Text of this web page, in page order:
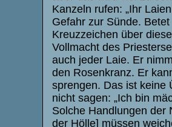
Kanzeln rufen: „Ihr
Gefahr zur Sünde.
Kreuzzeichen über
Vollmacht des
auch jeder Laie. Er
den Rosenkranz. Er
sprengen. Das ist keine
nicht sagen: „Ich bin
Solche Handlungen der
der Hölle] müssen